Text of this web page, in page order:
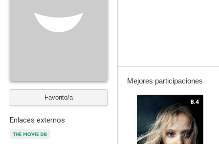
Favorito/a
Enlaces externos
Mejores participaciones
8.4